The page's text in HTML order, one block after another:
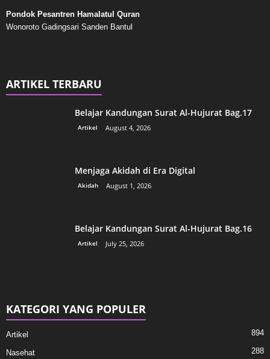
Pondok Pesantren Hamalatul Quran
Wonoroto Gadingsari Sanden Bantul
ARTIKEL TERBARU
Belajar Kandungan Surat Al-Hujurat Bag.17
Artikel August 4, 2026
Menjaga Akidah di Era Digital
Akidah August 1, 2026
Belajar Kandungan Surat Al-Hujurat Bag.16
Artikel July 25, 2026
KATEGORI YANG POPULER
Artikel 894
Nasehat 288